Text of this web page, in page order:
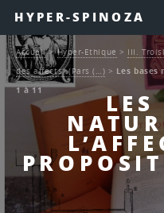
HYPER-SPINOZA
LES
Accueil>Hyper-Ethique > III.
des affects" (Pars (…) > Les
1 à 11